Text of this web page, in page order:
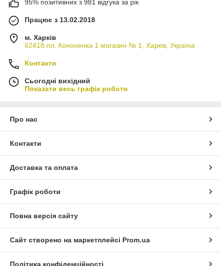
95% позитивних з 981 відгука за рік
Працює з 13.02.2018
м. Харків
62418 пл. Кононенка 1 магазин № 1, Харків, Україна
Контакти
Сьогодні вихідний
Показати весь графік роботи
Про нас
Контакти
Доставка та оплата
Графік роботи
Повна версія сайту
Сайт створено на маркетплейсі Prom.ua
Політика конфіденційності